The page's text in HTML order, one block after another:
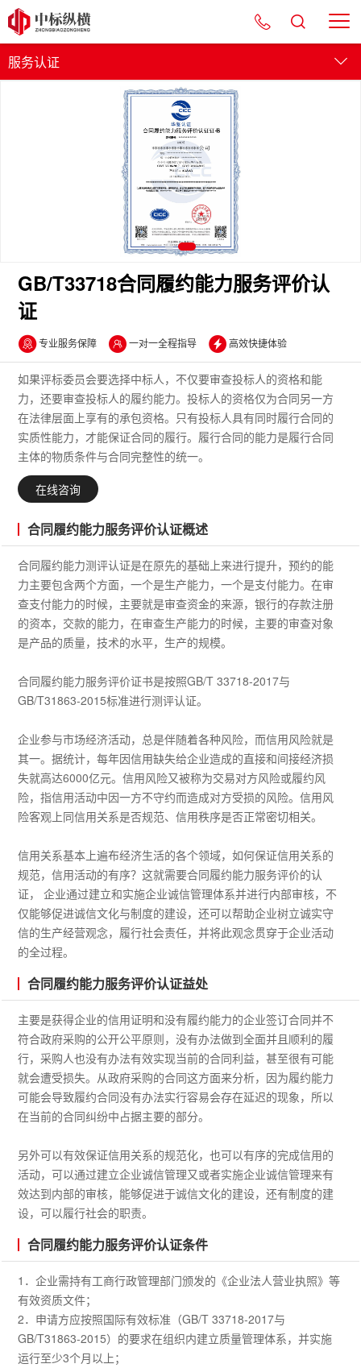
服务认证
GB/T33718合同履约能力服务评价认
证
专业服务保障 一对一全程指导 高效快捷体验
如果评标委员会要选择中标人，不仅要审查投标人的资格和能
力，还要审查投标人的履约能力。投标人的资格仅为合同另一方
在法律层面上享有的承包资格。只有投标人具有同时履行合同的
实质性能力，才能保证合同的履行。履行合同的能力是履行合同
主体的物质条件与合同完整性的统一。
在线咨询
合同履约能力服务评价认证概述
合同履约能力测评认证是在原先的基础上来进行提升，预约的能
力主要包含两个方面，一个是生产能力，一个是支付能力。在审
查支付能力的时候，主要就是审查资金的来源，银行的存款注册
的资本，交款的能力，在审查生产能力的时候，主要的审查对象
是产品的质量，技术的水平，生产的规模。
合同履约能力服务评价证书是按照GB/T 33718-2017与
GB/T31863-2015标准进行测评认证。
企业参与市场经济活动，总是伴随着各种风险，而信用风险就是
其一。据统计，每年因信用缺失给企业造成的直接和间接经济损
失就高达6000亿元。信用风险又被称为交易对方风险或履约风
险，指信用活动中因一方不守约而造成对方受损的风险。信用风
险客观上同信用关系是否规范、信用秩序是否正常密切相关。
信用关系基本上遍布经济生活的各个领域，如何保证信用关系的
规范，信用活动的有序？这就需要合同履约能力服务评价的认
证， 企业通过建立和实施企业诚信管理体系并进行内部审核，不
仅能够促进诚信文化与制度的建设，还可以帮助企业树立诚实守
信的生产经营观念，履行社会责任，并将此观念贯穿于企业活动
的全过程。
合同履约能力服务评价认证益处
主要是获得企业的信用证明和没有履约能力的企业签订合同并不
符合政府采购的公开公平原则，没有办法做到全面并且顺利的履
行，采购人也没有办法有效实现当前的合同利益，甚至很有可能
就会遭受损失。从政府采购的合同这方面来分析，因为履约能力
可能会导致履约合同没有办法实行容易会存在延迟的现象，所以
在当前的合同纠纷中占据主要的部分。
另外可以有效保证信用关系的规范化，也可以有序的完成信用的
活动，可以通过建立企业诚信管理又或者实施企业诚信管理来有
效达到内部的审核，能够促进于诚信文化的建设，还有制度的建
设，可以履行社会的职责。
合同履约能力服务评价认证条件
1．企业需持有工商行政管理部门颁发的《企业法人营业执照》等
有效资质文件；
2．申请方应按照国际有效标准（GB/T 33718-2017与
GB/T31863-2015）的要求在组织内建立质量管理体系，并实施
运行至少3个月以上；